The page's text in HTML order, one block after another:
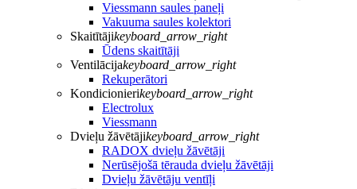
Viessmann saules paneļi
Vakuuma saules kolektori
Skaitītājikeyboard_arrow_right
Ūdens skaitītāji
Ventilācijakeyboard_arrow_right
Rekuperātori
Kondicionierikeyboard_arrow_right
Electrolux
Viessmann
Dvieļu žāvētājikeyboard_arrow_right
RADOX dvieļu žāvētāji
Nerūsējošā tērauda dvieļu žāvētāji
Dvieļu žāvētāju ventīļi